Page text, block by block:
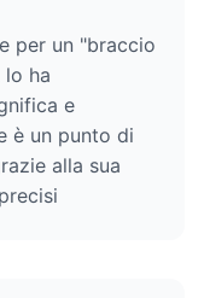
per un "braccio
ha
e
è un punto di
alla sua